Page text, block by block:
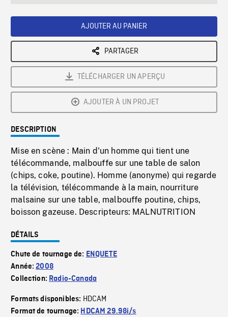
AJOUTER AU PANIER
PARTAGER
TÉLÉCHARGER UN APERÇU
AJOUTER À UN PROJET
DESCRIPTION
Mise en scène : Main d'un homme qui tient une
télécommande, malbouffe sur une table de salon
(chips, coke, poutine). Homme (anonyme) qui regarde
la télévision, télécommande à la main, nourriture
malsaine sur une table, malbouffe poutine, chips,
boisson gazeuse. Descripteurs: MALNUTRITION
DÉTAILS
Chute de tournage de: ENQUETE
Année:2008
Collection: Radio-Canada
Formats disponibles: HDCAM
Format de tournage: HDCAM 29.98i/s